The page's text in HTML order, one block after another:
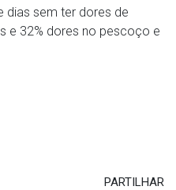
dias sem ter dores de
e 32% dores no pescoço e
PARTILHAR